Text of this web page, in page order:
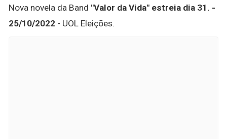
Nova novela da Band "Valor da Vida" estreia dia 31. -
25/10/2022 - UOL Eleições.